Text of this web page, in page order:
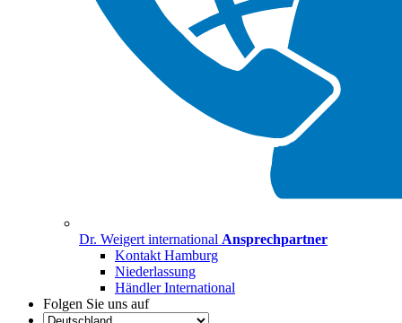
Dr. Weigert international Ansprechpartner
Kontakt Hamburg
Niederlassung
Händler International
Folgen Sie uns auf